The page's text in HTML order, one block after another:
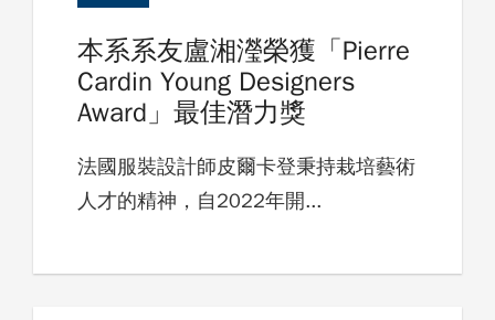
本系系友盧湘瀅榮獲「Pierre
Cardin Young Designers
Award」最佳潛力獎
法國服裝設計師皮爾卡登秉持栽培藝術
人才的精神，自2022年開...